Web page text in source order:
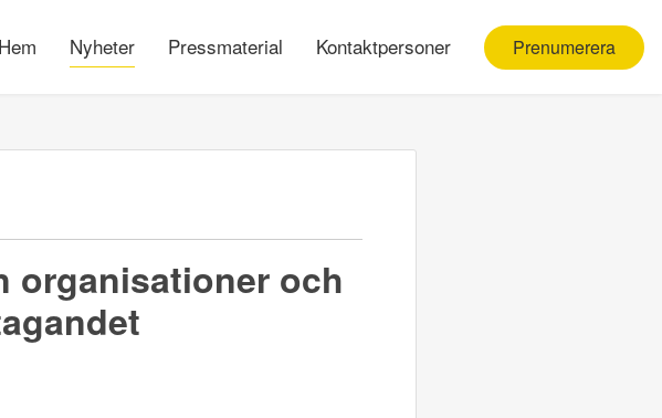
Hem Nyheter Pressmaterial Kontaktpersoner Prenumerera
organisationer och